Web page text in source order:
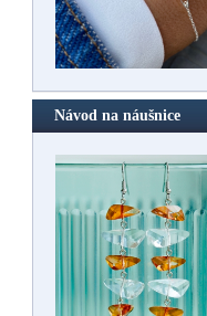
Návod na náušnice